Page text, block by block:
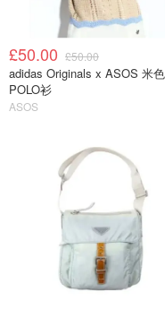
£50.00 £50.00
adidas Originals x ASOS 米
POLO衫
ASOS